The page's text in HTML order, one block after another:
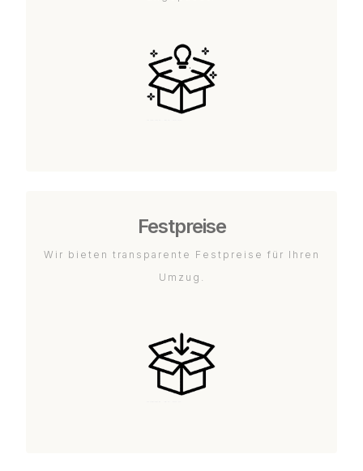
Festpreise
Wir bieten transparente Festpreise für Ihren
Umzug.